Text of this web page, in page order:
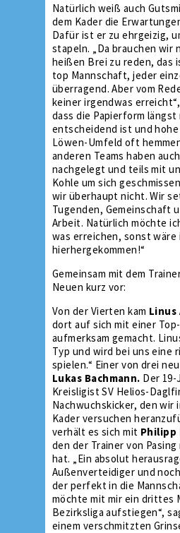
Natürlich weiß auch
dem Kader die
Dafür ist er zu ehrgeizig,
stapeln. „Da brauchen wir
heißen Brei zu reden, das
top Mannschaft, jeder
überragend. Aber vom
keiner irgendwas
dass die Papierform
entscheidend ist und
Löwen-Umfeld oft
anderen Teams haben
nachgelegt und teils mit
Kohle um sich
wir überhaupt nicht. Wir
Tugenden, Gemeinschaft
Arbeit. Natürlich möchte
was erreichen, sonst wäre
hierhergekommen!“
Gemeinsam mit dem
Neuen kurz vor:
Von der Vierten kam Linus
dort auf sich mit einer
aufmerksam gemacht.
Typ und wird bei uns eine
spielen.“ Einer von drei
Lukas Bachmann. Der 19-
Kreisligist SV Helios-
Nachwuchskicker, den wir
Kader versuchen
verhält es sich mit Philipp
den der Trainer von
hat. „Ein absolut
Außenverteidiger und
der perfekt in die
möchte mit mir ein drittes
Bezirksliga aufstiegen“,
einem verschmitzten